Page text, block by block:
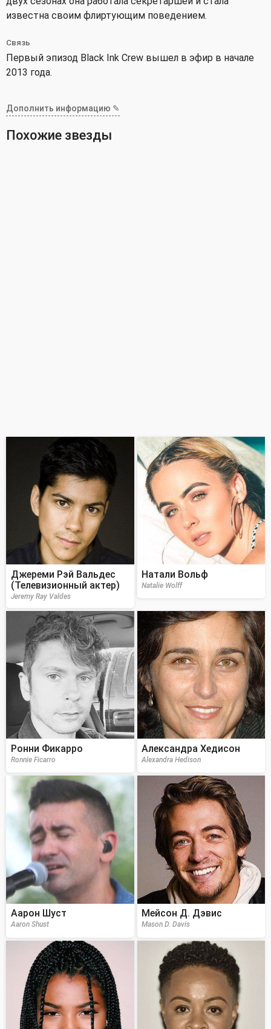
известна своим флиртующим поведением.
Связь
Первый эпизод Black Ink Crew вышел в эфир в начале
2013 года.
Дополнить информацию ✎
Похожие звезды
Джереми Рэй Вальдес
(Телевизионный актер)
Jeremy Ray Valdes
Натали Вольф
Natalie Wolff
Ронни Фикарро
Ronnie Ficarro
Александра Хедисон
Alexandra Hedison
Аарон Шуст
Aaron Shust
Мейсон Д. Дэвис
Mason D. Davis